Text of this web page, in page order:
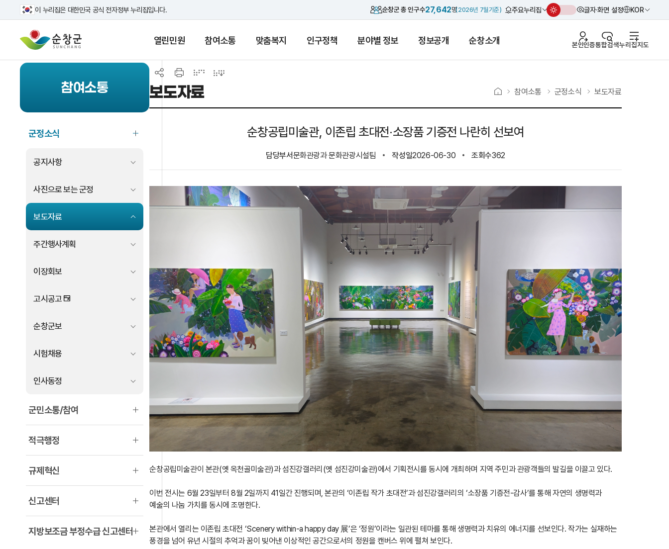
이 누리집은 대한민국 공식 전자정부 누리집입니다. 순창군 총 인구수27,642명2026년 7월기준 주요누리집 글자·화면 설정 KOR
열린민원 참여소통 맞춤복지 인구정책 분야별 정보 정보공개 순창소개 본인인증통합검색누리집지도
참여소통
군정소식
공지사항
사진으로 보는 군정
보도자료
주간행사계획
이장회보
고시공고
순창군보
시험채용
인사동정
군민소통/참여
적극행정
규제혁신
신고센터
지방보조금 부정수급 신고센터
보도자료 참여소통 군정소식 보도자료
순창공립미술관, 이존립 초대전·소장품 기증전 나란히 선보여
담당부서문화관광과 문화관광시설팀 작성일2026-06-30 조회수362
순창공립미술관이 본관(옛 옥천골미술관)과 섬진강갤러리(옛 섬진강미술관)에서 기획전시를 동시에 개최하며 지역 주민과 관광객들의 발길을 이끌고 있다.
이번 전시는 6월 23일부터 8월 2일까지 41일간 진행되며, 본관의 ‘이존립 작가 초대전’과 섬진강갤러리의 ‘소장품 기증전-감사’를 통해 자연의 생명력과
예술의 나눔 가치를 동시에 조명한다.
본관에서 열리는 이존립 초대전 ‘Scenery within-a happy day 展’은 ‘정원’이라는 일관된 테마를 통해 생명력과 치유의 에너지를 선보인다. 작가는 실재하는
풍경을 넘어 유년 시절의 추억과 꿈이 빚어낸 이상적인 공간으로서의 정원을 캔버스 위에 펼쳐 보인다.